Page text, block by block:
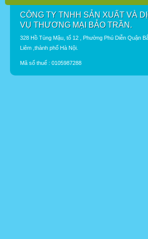
CÔNG TY TNHH SẢN XUẤT VÀ
VỤ THƯƠNG MẠI BẢO TRẦN.
328 Hồ Tùng Mậu, tổ 12 , Phường Phú Diễn Quận
Liêm ,thành phố Hà Nội.
Mã số thuế : 0105987288